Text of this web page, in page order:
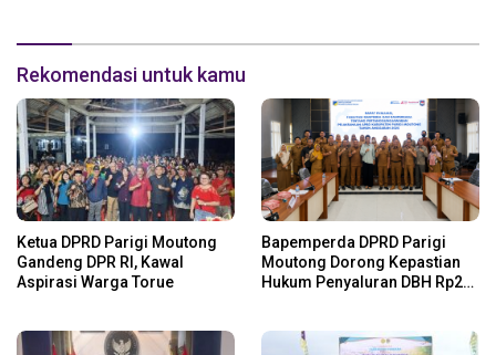
Rekomendasi untuk kamu
Ketua DPRD Parigi Moutong
Gandeng DPR RI, Kawal
Aspirasi Warga Torue
Bapemperda DPRD Parigi
Moutong Dorong Kepastian
Hukum Penyaluran DBH Rp24